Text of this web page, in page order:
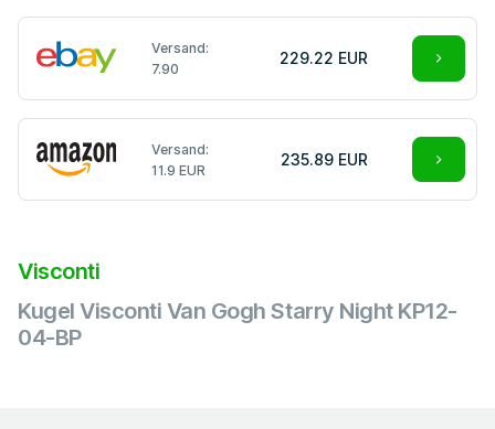
Versand:
7.90
229.22 EUR
Versand:
11.9 EUR
235.89 EUR
Visconti
Kugel Visconti Van Gogh Starry Night KP12-
04-BP